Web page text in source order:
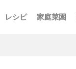
レシピ 家庭菜園